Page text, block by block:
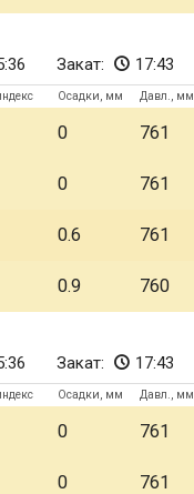
Закат: 17:43
Осадки, мм Давл., мм
0 761
0 761
0.6 761
0.9 760
Закат: 17:43
Осадки, мм Давл., мм
0 761
0 761